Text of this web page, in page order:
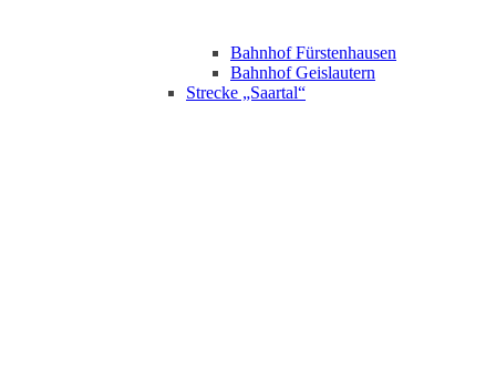
Bahnhof Fürstenhausen
Bahnhof Geislautern
Strecke „Saartal“